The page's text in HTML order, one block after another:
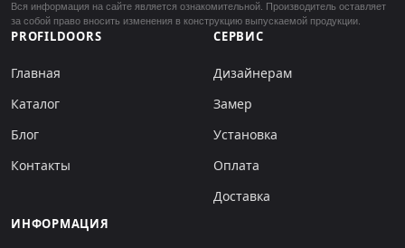
Вся информация на сайте является ознакомительной. Производитель оставляет
за собой право вносить изменения в конструкцию выпускаемой продукции.
PROFILDOORS
Главная
Каталог
Блог
Контакты
СЕРВИС
Дизайнерам
Замер
Установка
Оплата
Доставка
ИНФОРМАЦИЯ